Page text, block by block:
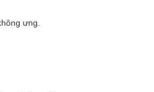
ưng.